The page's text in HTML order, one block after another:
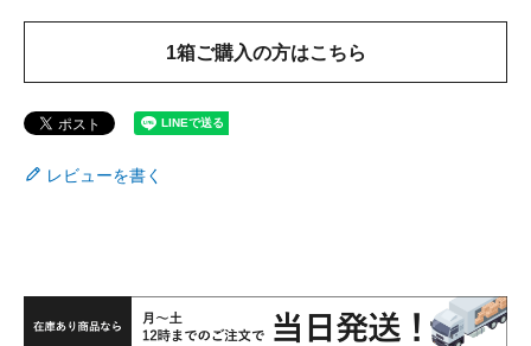
1箱ご購入の方はこちら
レビューを書く